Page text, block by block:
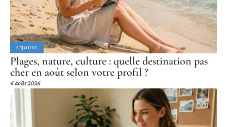
SÉJOURS
Plages, nature, culture : quelle destination pas
cher en août selon votre profil ?
6 août 2026